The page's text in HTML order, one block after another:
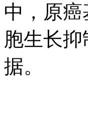
中，原
胞生长
据。